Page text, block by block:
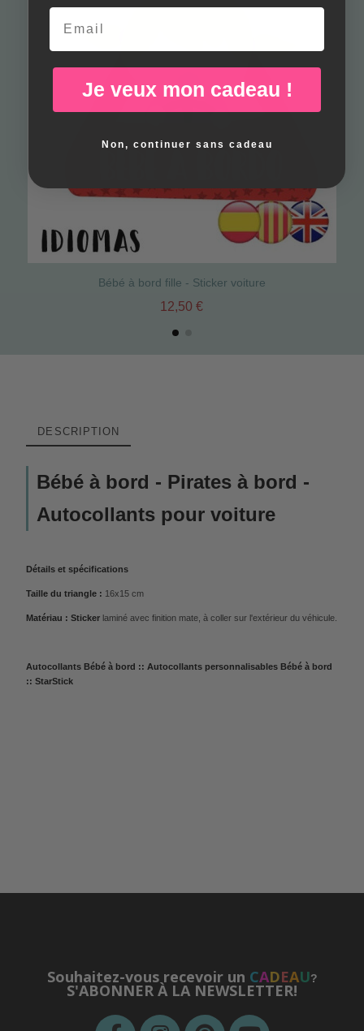
Bébé à bord fille - Sticker voiture
12,50 €
DESCRIPTION
Bébé à bord - Pirates à bord -
Autocollants pour voiture
Détails et spécifications
Taille du triangle : 16x15 cm
Matériau : Sticker laminé avec finition mate, à coller sur l'extérieur du véhicule.
Autocollants Bébé à bord :: Autocollants personnalisables Bébé à bord
:: StarStick
Souhaitez-vous recevoir un CADEAU?
S'ABONNER À LA NEWSLETTER!
Email
Je veux mon cadeau !
Non, continuer sans cadeau